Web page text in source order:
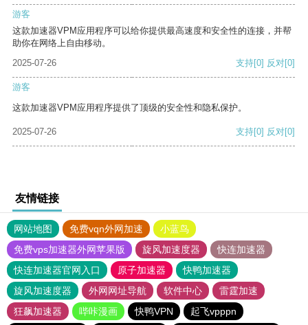
游客
这款加速器VPM应用程序可以给你提供最高速度和安全性的连接，并帮
助你在网络上自由移动。
2025-07-26
支持[0] 反对[0]
游客
这款加速器VPM应用程序提供了顶级的安全性和隐私保护。
2025-07-26 支持[0] 反对[0]
友情链接
网站地图 免费vqn外网加速
小蓝鸟
免费vps加速器外网苹果版
旋风加速度器
快连加速器
快连加速器官网入口
原子加速器
快鸭加速器
旋风加速度器
外网网址导航 软件中心
雷霆加速
狂飙加速器
哔咔漫画 快鸭VPN 起飞vpppn